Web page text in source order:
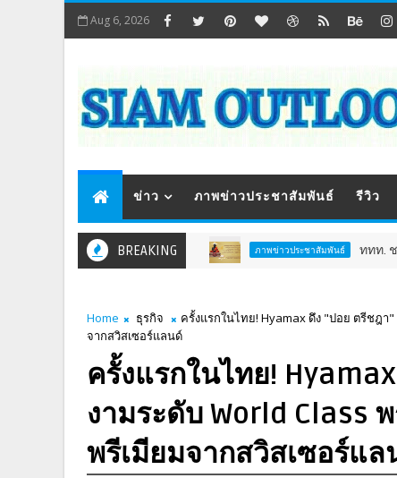
Aug 6, 2026
ข่าว ภาพข่าวประชาสัมพันธ์ รีวิว
BREAKING ภาพข่าวประชาสัมพันธ์ ททท. ชวนสัมผัสพลั
Home ธุรกิจ
ครั้งแรกในไทย! Hyamax ดึง "ปอย ตรีชฎา
จากสวิสเซอร์แลนด์
ครั้งแรกในไทย!
งามระดับ World Class
พรีเมียมจากสวิสเซอร์แล